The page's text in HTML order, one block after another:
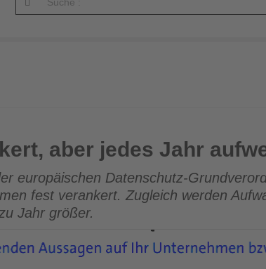
aufwendiger
aber jedes Jahr
europäischen Datenschutz-
fest verankert. Zugleich werden
Jahr größer.